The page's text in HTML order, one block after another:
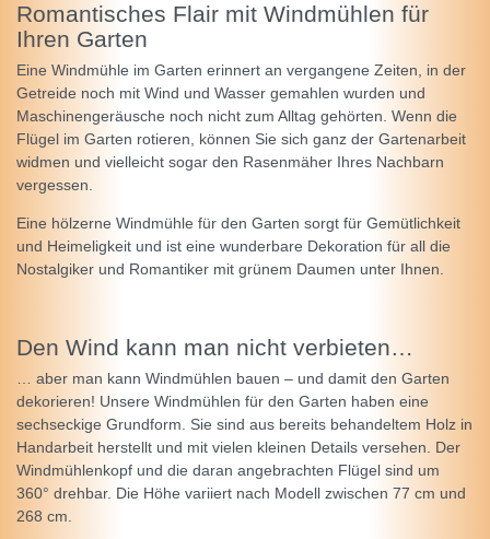
Romantisches Flair mit Windmühlen für
Ihren Garten
Eine Windmühle im Garten erinnert an vergangene Zeiten, in der
Getreide noch mit Wind und Wasser gemahlen wurden und
Maschinengeräusche noch nicht zum Alltag gehörten. Wenn die
Flügel im Garten rotieren, können Sie sich ganz der Gartenarbeit
widmen und vielleicht sogar den Rasenmäher Ihres Nachbarn
vergessen.
Eine hölzerne Windmühle für den Garten sorgt für Gemütlichkeit
und Heimeligkeit und ist eine wunderbare Dekoration für all die
Nostalgiker und Romantiker mit grünem Daumen unter Ihnen.
Den Wind kann man nicht verbieten…
… aber man kann Windmühlen bauen – und damit den Garten
dekorieren! Unsere Windmühlen für den Garten haben eine
sechseckige Grundform. Sie sind aus bereits behandeltem Holz in
Handarbeit herstellt und mit vielen kleinen Details versehen. Der
Windmühlenkopf und die daran angebrachten Flügel sind um
360° drehbar. Die Höhe variiert nach Modell zwischen 77 cm und
268 cm.